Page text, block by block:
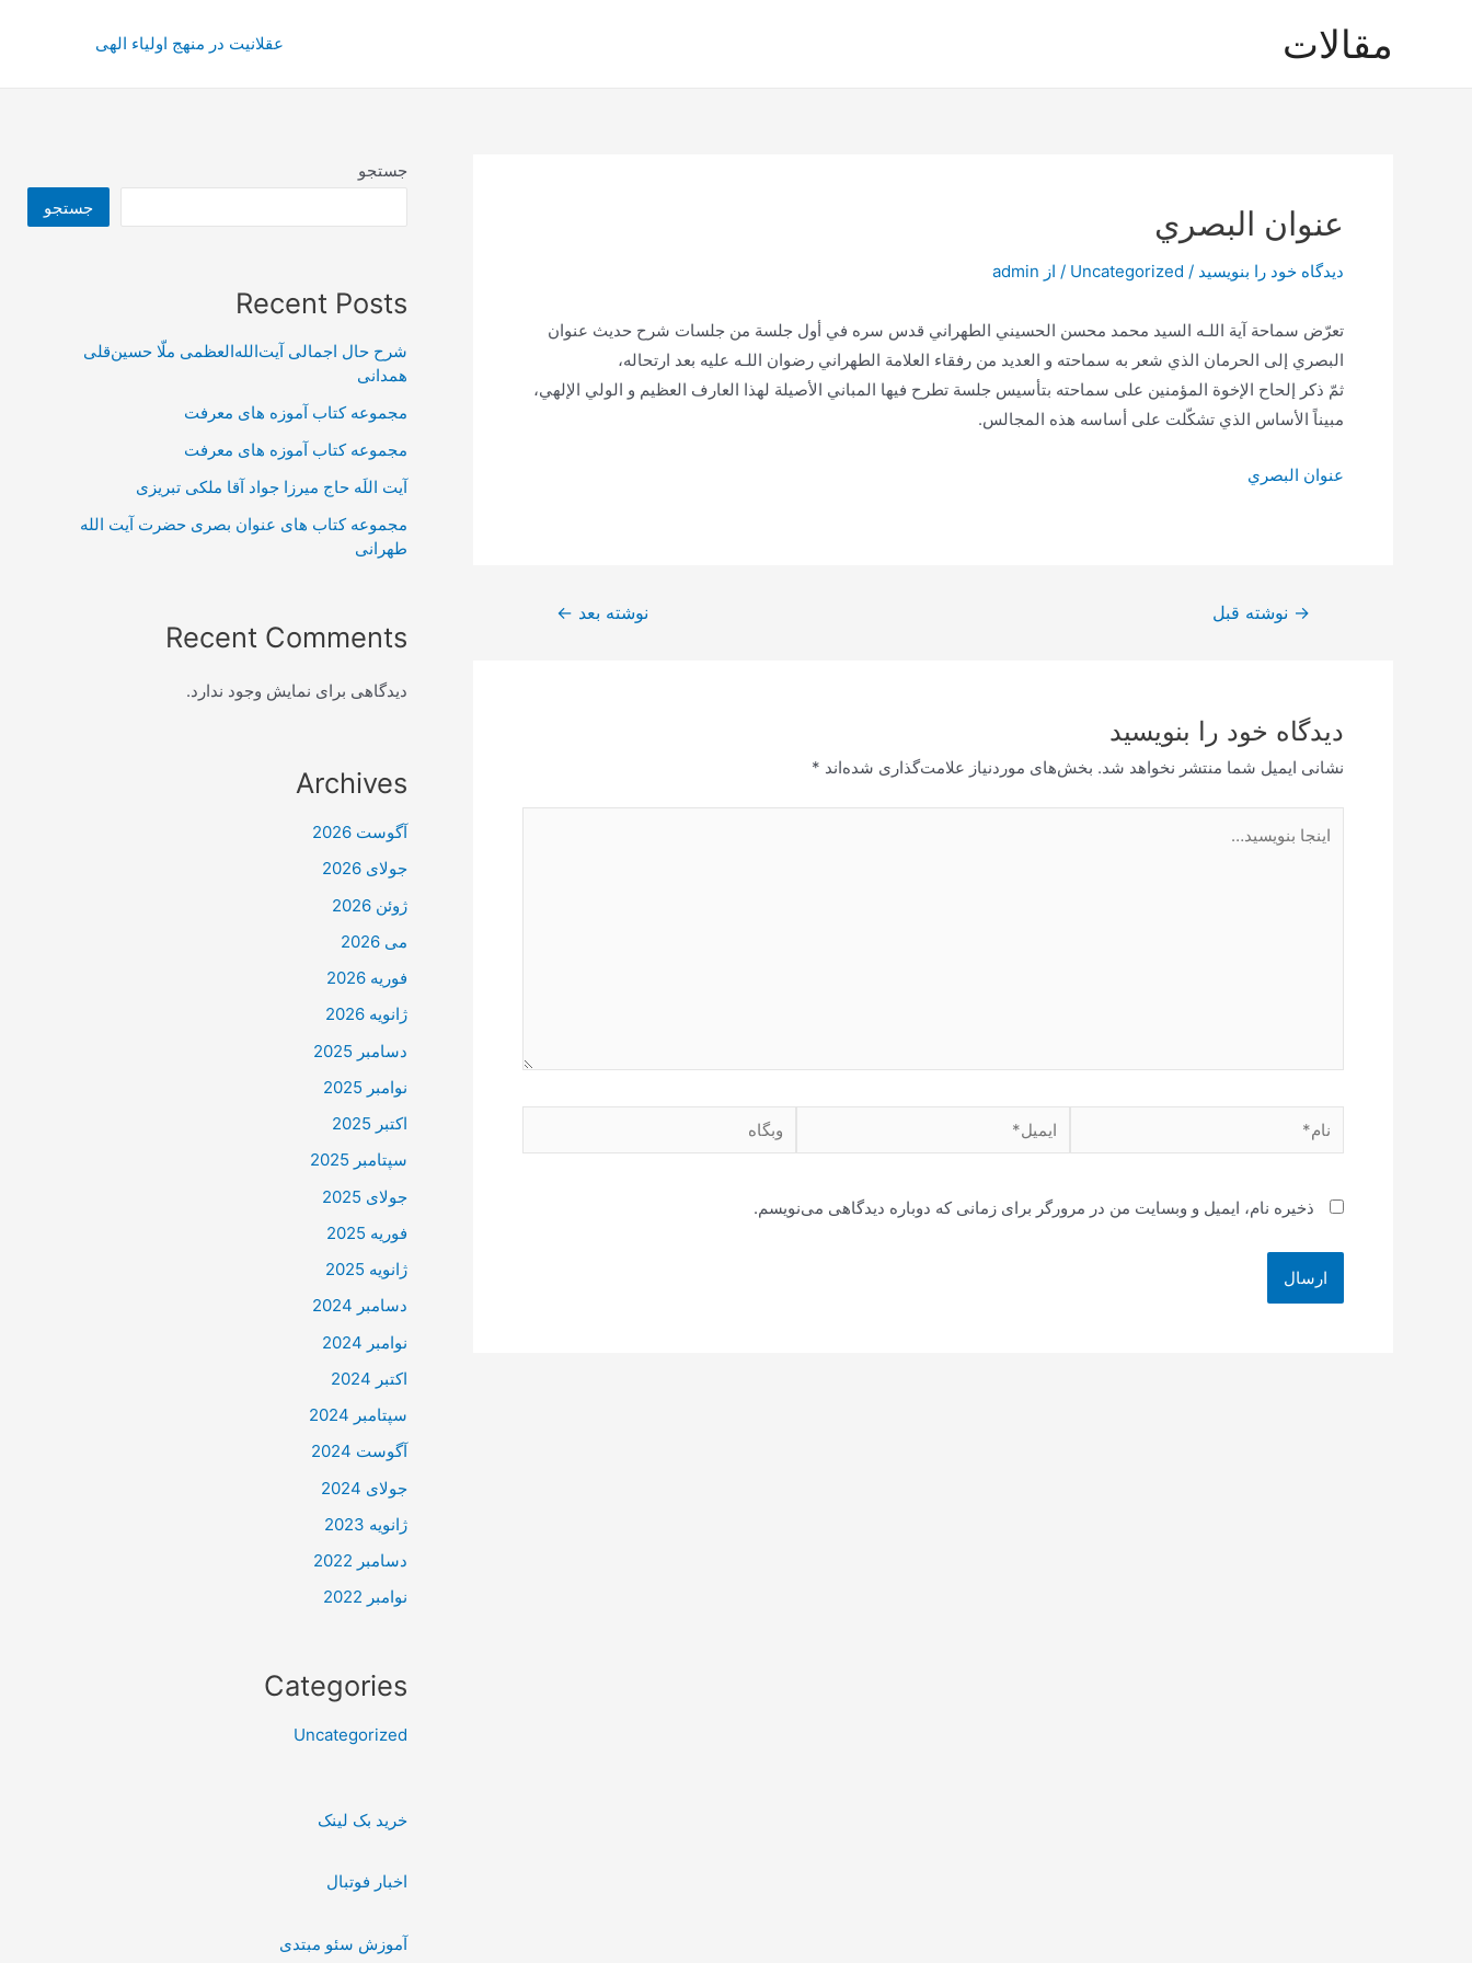
مقالات عقلانیت در منهج اولیاء الهی
عنوان البصري
دیدگاه‌ خود را بنویسید /
Uncategorized / از admin
تعرّض سماحة آية اللـه السيد محمد محسن الحسيني الطهراني قدس سره في أول جلسة من جلسات شرح حديث عنوان
البصري إلى الحرمان الذي شعر به سماحته و العديد من رفقاء العلامة الطهراني رضوان اللـه عليه بعد ارتحاله،
ثمّ ذكر إلحاح الإخوة المؤمنين على سماحته بتأسيس جلسة تطرح فيها المباني الأصيلة لهذا العارف العظيم و الولي الإلهي،
مبيناً الأساس الذي تشكّلت على أساسه هذه المجالس.
عنوان البصري
راهبری
→ نوشته قبل نوشته بعد ←
دیدگاه‌ خود را بنویسید
نشانی ایمیل شما منتشر نخواهد شد. بخش‌های موردنیاز علامت‌گذاری شده‌اند *
بنویسید…
نام* ایمیل* وبگاه
ذخیره نام، ایمیل و وبسایت من در مرورگر برای زمانی که دوباره دیدگاهی می‌نویسم.
جستجو
جستجو
Recent Posts
شرح حال اجمالی آیت‌الله‌العظمی ملّا حسین‌قلی
همدانی
مجموعه کتاب آموزه های معرفت
مجموعه کتاب آموزه های معرفت
آیت اللَه حاج میرزا جواد آقا ملکی تبریزی
مجموعه کتاب های عنوان بصری حضرت آیت الله
طهرانی
Recent Comments
دیدگاهی برای نمایش وجود ندارد.
Archives
آگوست 2026
جولای 2026
ژوئن 2026
می 2026
فوریه 2026
ژانویه 2026
دسامبر 2025
نوامبر 2025
اکتبر 2025
سپتامبر 2025
جولای 2025
فوریه 2025
ژانویه 2025
دسامبر 2024
نوامبر 2024
اکتبر 2024
سپتامبر 2024
آگوست 2024
جولای 2024
ژانویه 2023
دسامبر 2022
نوامبر 2022
Categories
Uncategorized
خرید بک لینک
اخبار فوتبال
آموزش سئو مبتدی